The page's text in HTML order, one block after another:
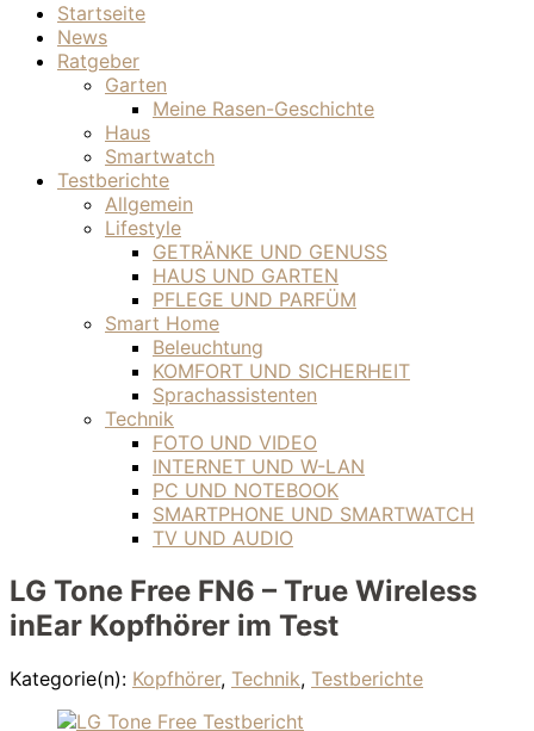
Startseite
News
Ratgeber
Garten
Meine Rasen-Geschichte
Haus
Smartwatch
Testberichte
Allgemein
Lifestyle
GETRÄNKE UND GENUSS
HAUS UND GARTEN
PFLEGE UND PARFÜM
Smart Home
Beleuchtung
KOMFORT UND SICHERHEIT
Sprachassistenten
Technik
FOTO UND VIDEO
INTERNET UND W-LAN
PC UND NOTEBOOK
SMARTPHONE UND SMARTWATCH
TV UND AUDIO
LG Tone Free FN6 – True Wireless
inEar Kopfhörer im Test
Kategorie(n): Kopfhörer, Technik, Testberichte